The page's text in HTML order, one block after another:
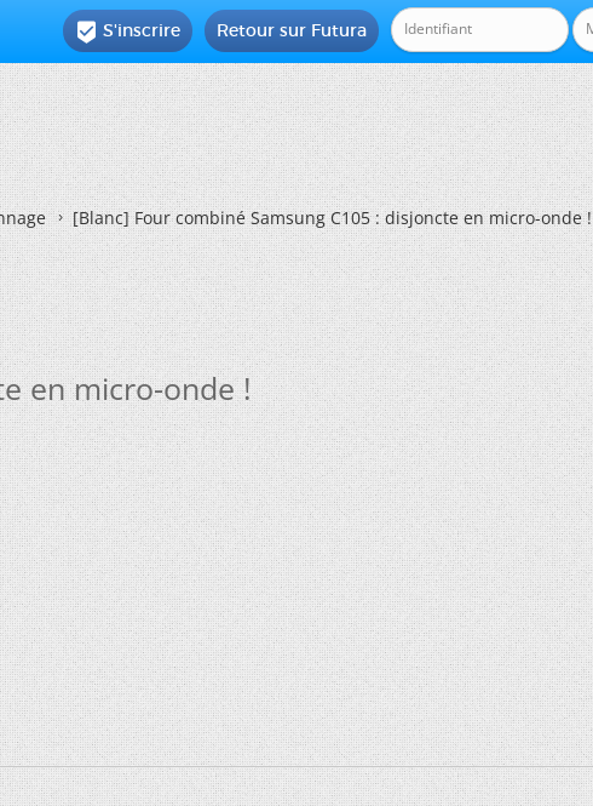
Retour sur Futura
 S'inscrire
[Blanc]Four combiné Samsung C105 : disjoncte en micro-onde !
en micro-onde !